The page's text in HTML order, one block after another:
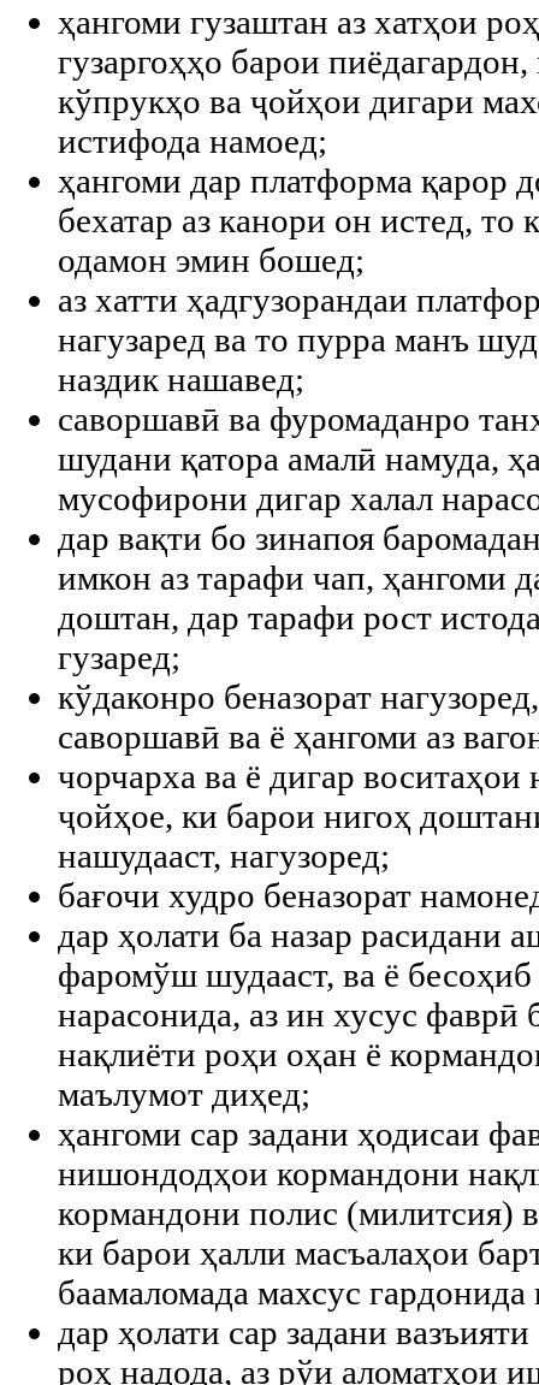
ҳангоми гузаштан аз хатҳои
гузаргоҳҳо барои
кўпрукҳо ва ҷойҳои дигари
истифода намоед;
ҳангоми дар платформа қарор
бехатар аз канори он истед,
одамон эмин бошед;
аз хатти ҳадгузорандаи
нагузаред ва то пурра манъ
наздик нашавед;
саворшавӣ ва фуромаданро
шудани қатора амалӣ намуда,
мусофирони дигар халал
дар вақти бо зинапоя
имкон аз тарафи чап, ҳангоми
доштан, дар тарафи рост
гузаред;
кўдаконро беназорат
саворшавӣ ва ё ҳангоми аз
чорчарха ва ё дигар воситаҳои
ҷойҳое, ки барои нигоҳ
нашудааст, нагузоред;
бағочи худро беназорат
дар ҳолати ба назар расидани
фаромўш шудааст, ва ё бесоҳиб
нарасонида, аз ин хусус фаврӣ
нақлиёти роҳи оҳан ё
маълумот диҳед;
ҳангоми сар задани ҳодисаи
нишондодҳои кормандони
кормандони полис (милитсия)
ки барои ҳалли масъалаҳои
баамаломада махсус
дар ҳолати сар задани
роҳ надода, аз рўи аломатҳои